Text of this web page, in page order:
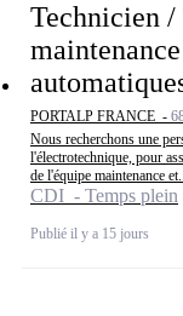
Technicien /
PORTALP FRANCE -
Nous recherchons une
l'électrotechnique, pour
de l'équipe maintenance
CDI - Temps plein
Publié il y a 15 jours